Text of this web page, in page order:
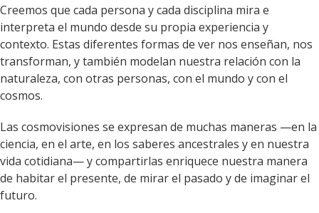
Creemos que cada persona y cada disciplina mira e
interpreta el mundo desde su propia experiencia y
contexto. Estas diferentes formas de ver nos enseñan, nos
transforman, y también modelan nuestra relación con la
naturaleza, con otras personas, con el mundo y con el
cosmos.
Las cosmovisiones se expresan de muchas maneras —en la
ciencia, en el arte, en los saberes ancestrales y en nuestra
vida cotidiana— y compartirlas enriquece nuestra manera
de habitar el presente, de mirar el pasado y de imaginar el
futuro.